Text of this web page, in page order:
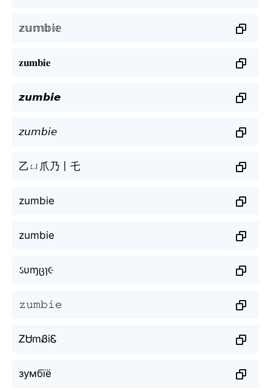
𝕫𝕦𝕞𝕓𝕚𝕖
𝐳𝐮𝐦𝐛𝐢𝐞
𝙯𝙪𝙢𝙗𝙞𝙚
𝘻𝘶𝘮𝘣𝘪𝘦
乙ㄩ爪乃丨乇
zumbie
zumbie
ઽυɱცɿ૯
𝚣𝚞𝚖𝚋𝚒𝚎
ᏃᏌmᏰiᏋ
зумбїё